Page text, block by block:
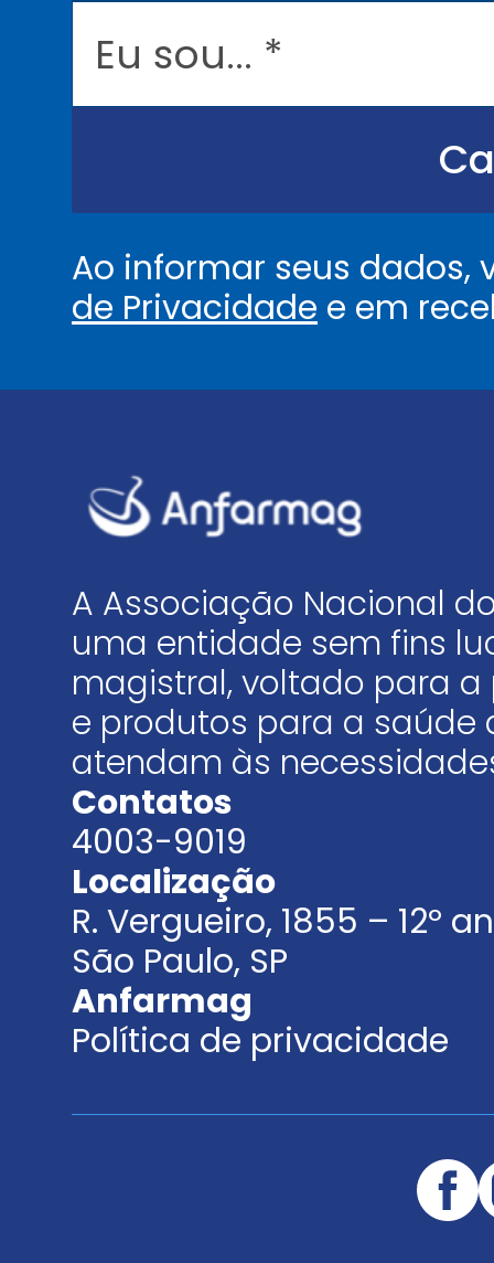
lE
.
Ao informar seus
de Privacidade e em
A Associação Nacional
uma entidade sem fins
magistral, voltado para
e produtos para a saúde
atendam às
Contatos
4003-9019
Localização
R. Vergueiro, 1855 – 12º
São Paulo, SP
Anfarmag
Política de privacidade